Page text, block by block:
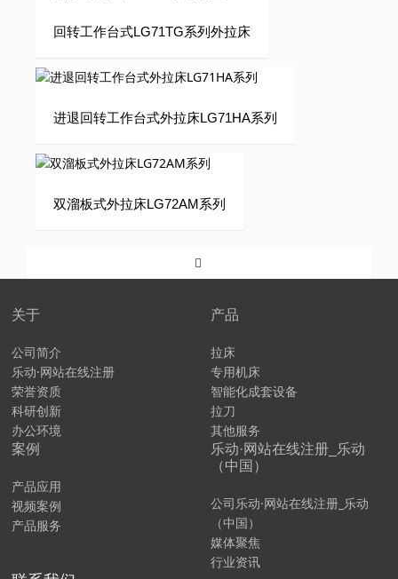
回转工作台式LG71TG系列外拉床
进退回转工作台式外拉床LG71HA系列
双溜板式外拉床LG72AM系列
关于
公司简介
乐动·网站在线注册
荣誉资质
科研创新
办公环境
产品
拉床
专用机床
智能化成套设备
拉刀
其他服务
案例
产品应用
视频案例
产品服务
乐动·网站在线注册_乐动
（中国）
公司乐动·网站在线注册_乐动
（中国）
媒体聚焦
行业资讯